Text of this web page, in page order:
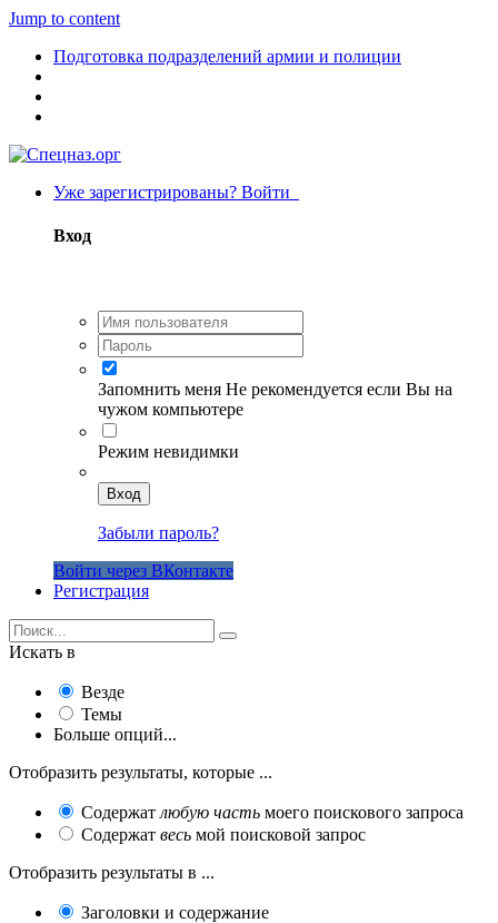
Jump to content
Подготовка подразделений армии и полиции
Уже зарегистрированы? Войти
Вход
Запомнить меня Не рекомендуется если Вы на
чужом компьютере
Режим невидимки
Вход
Забыли пароль?
Войти через ВКонтакте
Регистрация
Искать в
Везде
Темы
Больше опций...
Отобразить результаты, которые ...
Содержат любую часть моего поискового запроса
Содержат весь мой поисковой запрос
Отобразить результаты в ...
Заголовки и содержание